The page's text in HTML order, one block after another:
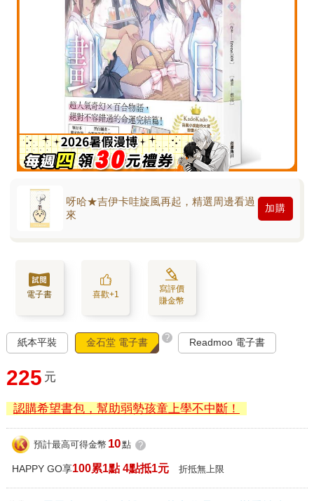
呀哈★吉伊卡哇旋風再起，精選周邊看過
來
加購
電子書 喜歡+1
寫評價
賺金幣
紙本平裝 金石堂 電子書 ? Readmoo 電子書
225 元
認購希望書包，幫助弱勢孩童上學不中斷！
預計最高可得金幣 10點 ?
HAPPY GO享100累1點 4點抵1元 折抵無上限